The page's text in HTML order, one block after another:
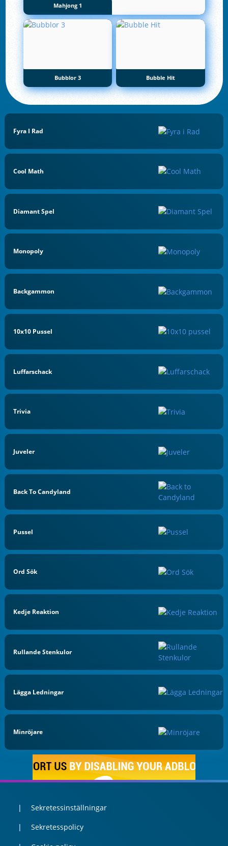
Mahjong 1
Bubblor 3 Bubble Hit
Fyra I Rad
Cool Math
Diamant Spel
Monopoly
Backgammon
10x10 Pussel
Luffarschack
Trivia
Juveler
Back To Candyland
Pussel
Ord Sök
Kedje Reaktion
Rullande Stenkulor
Lägga Ledningar
Minröjare
Sekretessinställningar
Sekretesspolicy